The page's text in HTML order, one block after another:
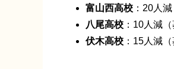
富山西高校 ：20人
八尾高校 ：10人減
伏木高校 ：15人減